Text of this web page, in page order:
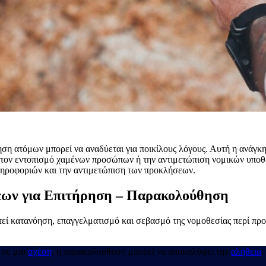
ατόμων μπορεί να αναδύεται για ποικίλους λόγους. Αυτή η
εντοπισμό χαμένων προσώπων ή την αντιμετώπιση νομικών
και την αντιμετώπιση των προκλήσεων.
για Επιτήρηση – Παρακολούθηση
κατανόηση, επαγγελματισμό και σεβασμό της νομοθεσίας περί
μια σχέση, η παρακολούθηση μπορεί να αποκαλύψει την αλήθεια.